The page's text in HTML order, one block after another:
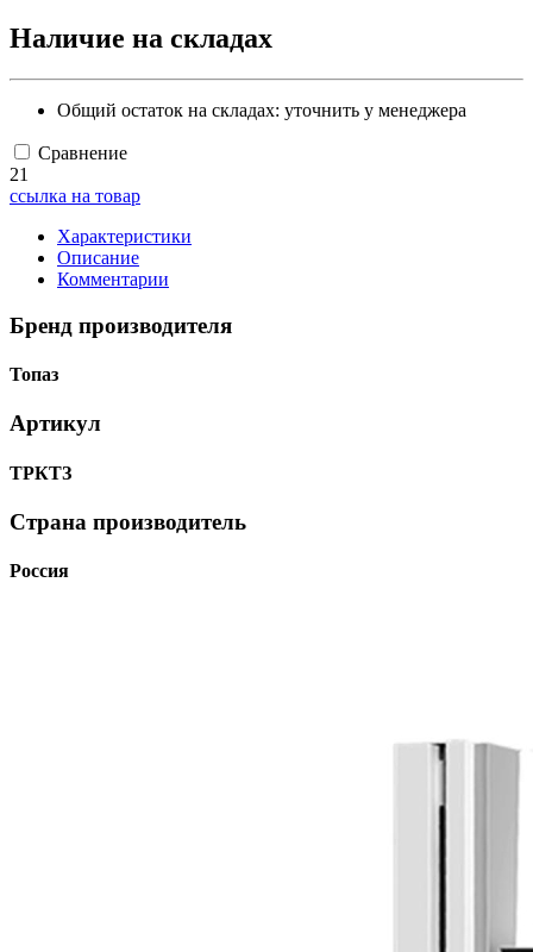
Наличие на складах
Общий остаток на складах: уточнить у менеджера
Сравнение
21
ссылка на товар
Характеристики
Описание
Комментарии
Бренд производителя
Топаз
Артикул
ТРКТЗ
Страна производитель
Россия